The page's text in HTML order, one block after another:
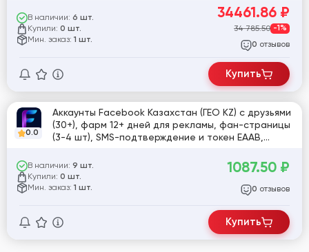
В наличии: 6 шт.
Купили: 0 шт.
Мин. заказ: 1 шт.
34461.86 ₽
34 785.50 -1%
0 отзывов
Купить
0.0
Аккаунты Facebook Казахстан (ГЕО KZ) с друзьями
(30+), фарм 12+ дней для рекламы, фан-страницы
(3-4 шт), SMS-подтверждение и токен EAAB,
(2FA+)
В наличии: 9 шт.
Купили: 0 шт.
Мин. заказ: 1 шт.
1087.50 ₽
0 отзывов
Купить